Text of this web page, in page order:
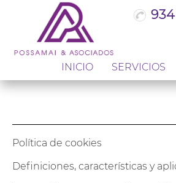
934
INICIO SERVICIOS
Política de cookies
Definiciones, características y